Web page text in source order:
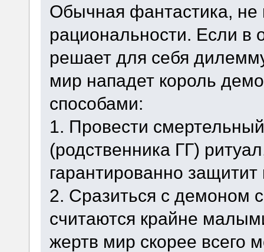
Обычная фантастика,
рациональности. Если в
решает для себя
мир нападет король
способами:
1. Провести
(родственника ГГ)
гарантированно
2. Сразиться с демоном
считаются крайне
жертв мир скорее всего